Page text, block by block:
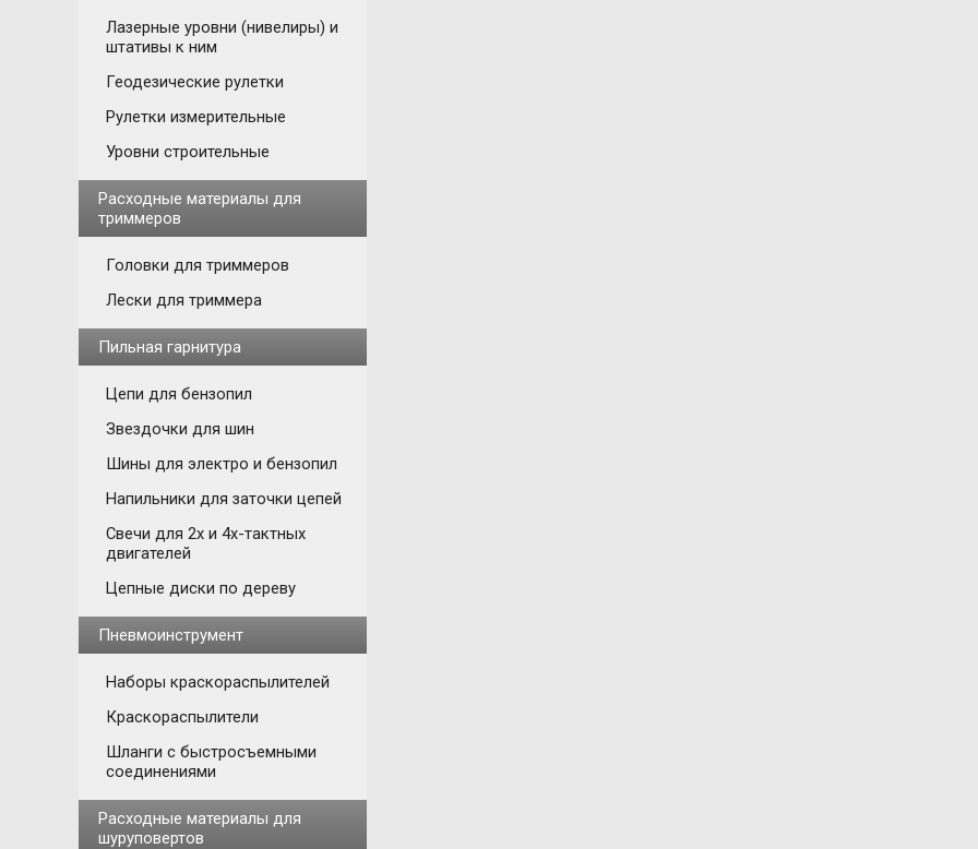
Лазерные уровни (нивелиры) и
штативы к ним
Геодезические рулетки
Рулетки измерительные
Уровни строительные
Расходные материалы для
триммеров
Головки для триммеров
Лески для триммера
Пильная гарнитура
Цепи для бензопил
Звездочки для шин
Шины для электро и бензопил
Напильники для заточки цепей
Свечи для 2х и 4х-тактных
двигателей
Цепные диски по дереву
Пневмоинструмент
Наборы краскораспылителей
Краскораспылители
Шланги с быстросъемными
соединениями
Расходные материалы для
шуруповертов